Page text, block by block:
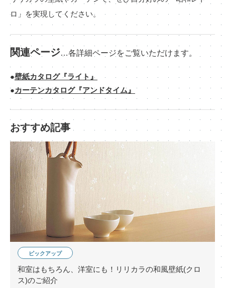
ロ」を実現してください。
関連ページ…各詳細ページをご覧いただけます。
壁紙カタログ『ライト』
カーテンカタログ『アンドタイム』
おすすめ記事
ピックアップ
和室はもちろん、洋室にも！リリカラの和風壁紙(クロ
ス)のご紹介